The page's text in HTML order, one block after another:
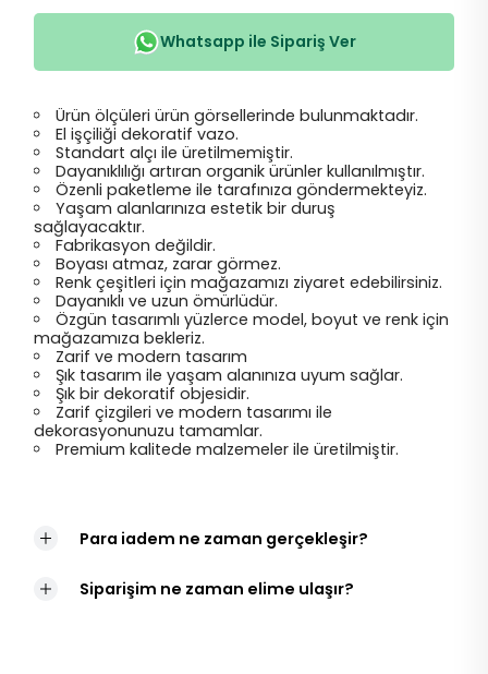
Whatsapp ile Sipariş Ver
Ürün ölçüleri ürün görsellerinde bulunmaktadır.
El işçiliği dekoratif vazo.
Standart alçı ile üretilmemiştir.
Dayanıklılığı artıran organik ürünler kullanılmıştır.
Özenli paketleme ile tarafınıza göndermekteyiz.
Yaşam alanlarınıza estetik bir duruş
sağlayacaktır.
Fabrikasyon değildir.
Boyası atmaz, zarar görmez.
Renk çeşitleri için mağazamızı ziyaret edebilirsiniz.
Dayanıklı ve uzun ömürlüdür.
Özgün tasarımlı yüzlerce model, boyut ve renk için
mağazamıza bekleriz.
Zarif ve modern tasarım
Şık tasarım ile yaşam alanınıza uyum sağlar.
Şık bir dekoratif objesidir.
Zarif çizgileri ve modern tasarımı ile
dekorasyonunuzu tamamlar.
Premium kalitede malzemeler ile üretilmiştir.
Para iadem ne zaman gerçekleşir?
Siparişim ne zaman elime ulaşır?